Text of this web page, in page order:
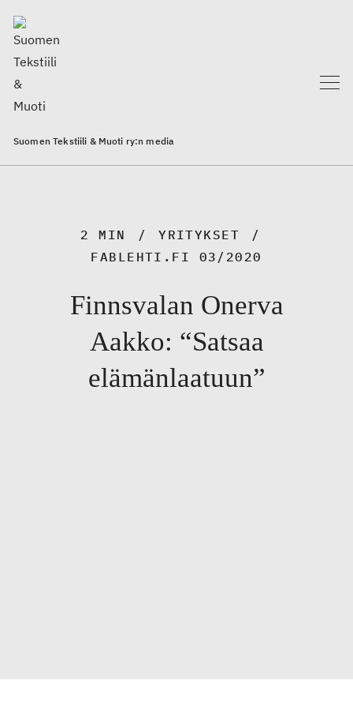
Suomen Tekstiili & Muoti ry:n media
2 MIN
YRITYKSET
FABLEHTI.FI 03/2020
Finnsvalan Onerva
Aakko: “Satsaa
elämänlaatuun”